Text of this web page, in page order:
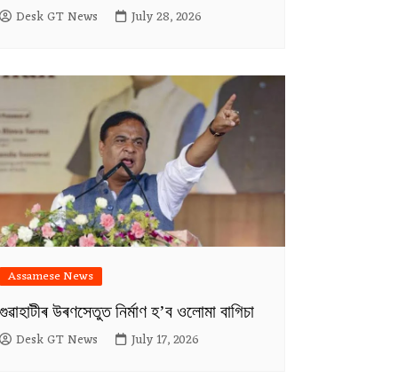
Desk GT News July 28, 2026
Assamese News
উৰণসেতুত নিৰ্মাণ হ’ব ওলোমা বাগিচা
Desk GT News July 17, 2026